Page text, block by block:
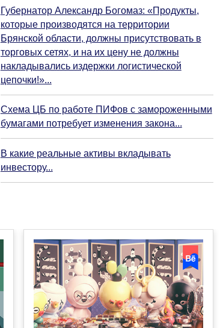
Губернатор Александр Богомаз: «Продукты,
которые производятся на территории
Брянской области, должны присутствовать в
торговых сетях, и на их цену не должны
накладывались издержки логистической
цепочки!»...
Схема ЦБ по работе ПИФов с замороженными
бумагами потребует изменения закона...
В какие реальные активы вкладывать
инвестору...